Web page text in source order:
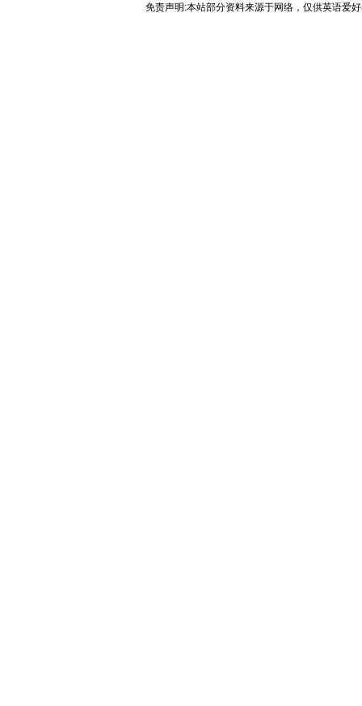
免责声明:本站部分资料来源于网络，仅供英语爱